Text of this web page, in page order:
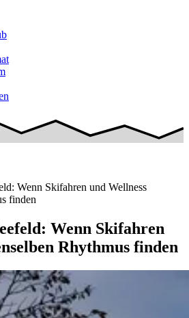
Wenn Skifahren und Wellness
finden
Wenn Skifahren
Rhythmus finden